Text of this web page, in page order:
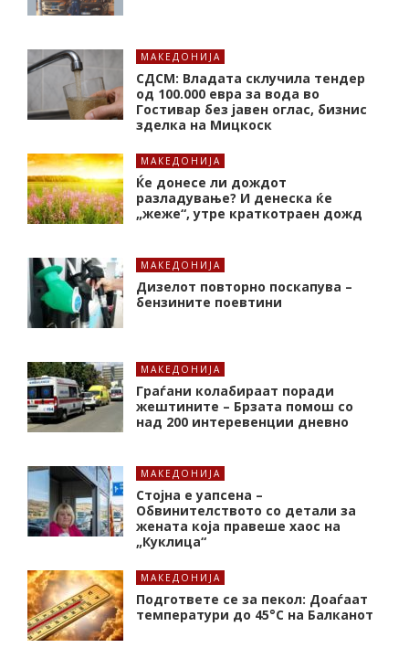
МАКЕДОНИЈА
СДСМ: Владата склучила тендер
од 100.000 евра за вода во
Гостивар без јавен оглас, бизнис
зделка на Мицкоск
МАКЕДОНИЈА
Ќе донесе ли дождот
разладување? И денеска ќе
„жеже“, утре краткотраен дожд
МАКЕДОНИЈА
Дизелот повторно поскапува –
бензините поевтини
МАКЕДОНИЈА
Граѓани колабираат поради
жештините – Брзата помош со
над 200 интеревенции дневно
МАКЕДОНИЈА
Стојна е уапсена –
Обвинителството со детали за
жената која правеше хаос на
„Куклица“
МАКЕДОНИЈА
Подгответе се за пекол: Доаѓаат
температури до 45°C на Балканот